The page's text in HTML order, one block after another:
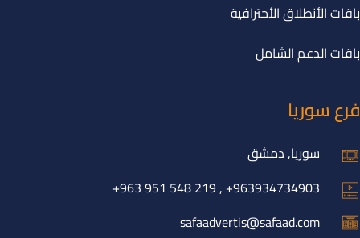
باقات الأنطلاق الأحترافية
باقات الدعم الشامل
فرع سوريا
سوريا, دمشق
963934734903+ , 219 548 951 963+
safaadvertis@safaad.com